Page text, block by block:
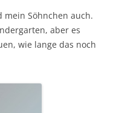
mein Söhnchen auch.
aber es
wie lange das noch